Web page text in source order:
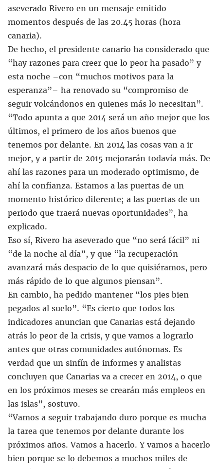
aseverado Rivero en un mensaje emitido
momentos después de las 20.45 horas (hora
canaria).
De hecho, el presidente canario ha considerado que
“hay razones para creer que lo peor ha pasado” y
esta noche –con “muchos motivos para la
esperanza”– ha renovado su “compromiso de
seguir volcándonos en quienes más lo necesitan”.
“Todo apunta a que 2014 será un año mejor que los
últimos, el primero de los años buenos que
tenemos por delante. En 2014 las cosas van a ir
mejor, y a partir de 2015 mejorarán todavía más. De
ahí las razones para un moderado optimismo, de
ahí la confianza. Estamos a las puertas de un
momento histórico diferente; a las puertas de un
periodo que traerá nuevas oportunidades”, ha
explicado.
Eso sí, Rivero ha aseverado que “no será fácil” ni
“de la noche al día”, y que “la recuperación
avanzará más despacio de lo que quisiéramos, pero
más rápido de lo que algunos piensan”.
En cambio, ha pedido mantener “los pies bien
pegados al suelo”. “Es cierto que todos los
indicadores anuncian que Canarias está dejando
atrás lo peor de la crisis, y que vamos a lograrlo
antes que otras comunidades autónomas. Es
verdad que un sinfín de informes y analistas
concluyen que Canarias va a crecer en 2014, o que
en los próximos meses se crearán más empleos en
las islas”, sostuvo.
“Vamos a seguir trabajando duro porque es mucha
la tarea que tenemos por delante durante los
próximos años. Vamos a hacerlo. Y vamos a hacerlo
bien porque se lo debemos a muchos miles de